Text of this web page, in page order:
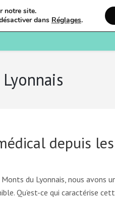
Bienvenue
depuis
du Lyonnais, nous avons
Qu’est-ce qui caractérise
notre site.
dans Réglages.